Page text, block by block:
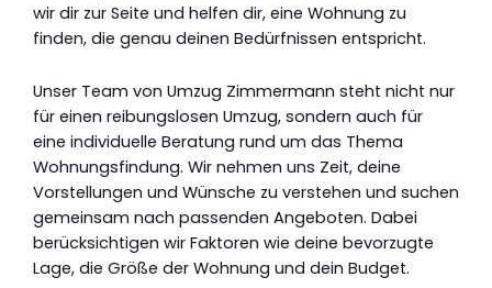
wir dir zur Seite und helfen dir, eine Wohnung zu
finden, die genau deinen Bedürfnissen entspricht.
Unser Team von Umzug Zimmermann steht nicht nur
für einen reibungslosen Umzug, sondern auch für
eine individuelle Beratung rund um das Thema
Wohnungsfindung. Wir nehmen uns Zeit, deine
Vorstellungen und Wünsche zu verstehen und suchen
gemeinsam nach passenden Angeboten. Dabei
berücksichtigen wir Faktoren wie deine bevorzugte
Lage, die Größe der Wohnung und dein Budget.